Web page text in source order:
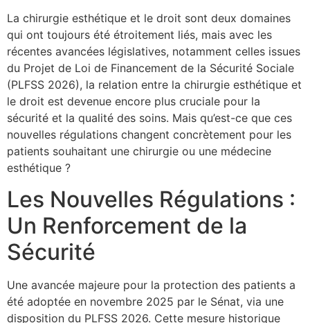
La chirurgie esthétique et le droit sont deux domaines
qui ont toujours été étroitement liés, mais avec les
récentes avancées législatives, notamment celles issues
du Projet de Loi de Financement de la Sécurité Sociale
(PLFSS 2026), la relation entre la chirurgie esthétique et
le droit est devenue encore plus cruciale pour la
sécurité et la qualité des soins. Mais qu’est-ce que ces
nouvelles régulations changent concrètement pour les
patients souhaitant une chirurgie ou une médecine
esthétique ?
Les Nouvelles Régulations :
Un Renforcement de la
Sécurité
Une avancée majeure pour la protection des patients a
été adoptée en novembre 2025 par le Sénat, via une
disposition du PLFSS 2026. Cette mesure historique